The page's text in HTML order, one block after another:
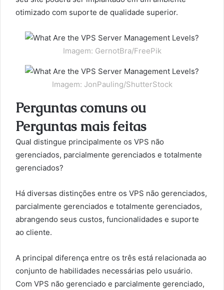
otimizado com suporte de qualidade superior.
Imagem: GernotBra/FreePik
Imagem: JonPauling/ShutterStock
Perguntas comuns ou
Perguntas mais feitas
Qual distingue principalmente os VPS não
gerenciados, parcialmente gerenciados e totalmente
gerenciados?
Há diversas distinções entre os VPS não gerenciados,
parcialmente gerenciados e totalmente gerenciados,
abrangendo seus custos, funcionalidades e suporte
ao cliente.
A principal diferença entre os três está relacionada ao
conjunto de habilidades necessárias pelo usuário.
Com VPS não gerenciado e parcialmente gerenciado,